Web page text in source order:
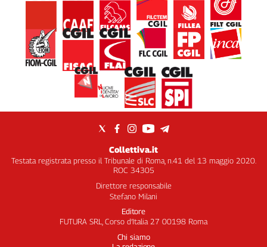
Collettiva.it
Testata registrata presso il Tribunale di Roma, n.41 del 13 maggio 2020.
ROC 34305
Direttore responsabile
Stefano Milani
Editore
FUTURA SRL, Corso d’Italia 27 00198 Roma
Chi siamo